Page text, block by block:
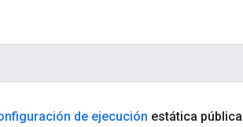
de ejecución estática pública